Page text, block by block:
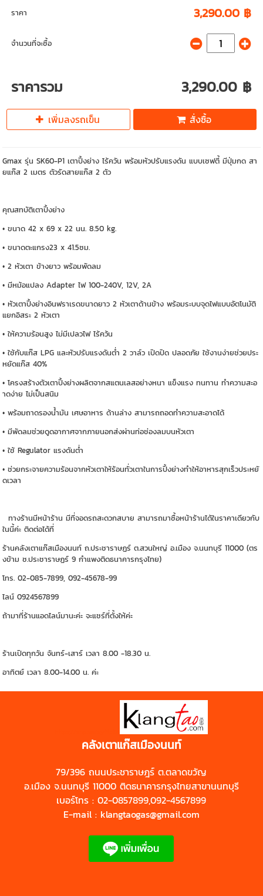
ราคา 3,290.00 ฿
จำนวนที่จะซื้อ
ราคารวม 3,290.00 ฿
เพิ่มลงรถเข็น สั่งซื้อ
Gmax รุ่น SK60-P1 เตาปิ้งย่าง ไร้ควัน พร้อมหัวปรับแรงดัน แบบเซฟตี้ มีปุ่มกด สา
ยแก๊ส 2 เมตร ตัวรัดสายแก๊ส 2 ตัว
คุณสทบัติเตาปิ้งย่าง
• ขนาด 42 x 69 x 22 นน. 8.50 kg.
• ขนาดตะแกรง23 x 41.5ซม.
• 2 หัวเตา ข้างยาว พร้อมพัดลม
• มีหม้อแปลง Adapter ไฟ 100-240V, 12V, 2A
• หัวเตาปิ้งย่างอินฟราเรดขนาดยาว 2 หัวเตาด้านข้าง พร้อมระบบจุดไฟแบบอัตโนมัติ
แยกอิสระ 2 หัวเตา
• ให้ความร้อนสูง ไม่มีเปลวไฟ ไร้คว้น
• ใช้กับแก๊ส LPG และหัวปรับแรงดันต่ำ 2 วาล์ว เปิดปิด ปลอดภัย ใช้งานง่ายช่วยประ
หยัดแก๊ส 40%
• โครงสร้างตัวเตาปิ้งย่างผลิตจากสแตนเลสอย่างหนา แข็งแรง ทนทาน ทำความสะอ
าดง่าย ไม่เป็นสนิม
• พร้อมถาดรองน้ำมัน เศษอาหาร ด้านล่าง สามารถถอดทำความสะอาดได้
• มีพัดลมช่วยดูดอากาศจากภายนอกส่งผ่านท่อช่องลมบนหัวเตา
• ใช้ Regulator แรงดันต่ำ
• ช่วยกระจายความร้อนจากหัวเตาให้ร้อนทั่วเตาในการปิ้งย่างทำให้อาหารสุกเร็วประหยั
ดเวลา
ทางร้านมีหน้าร้าน มีที่จอดรถสะดวกสบาย สามารถมาซื้อหน้าร้านได้ในราคาเดียวกับ
ในนี้ค่ะ ติดต่อได้ที่
ร้านคลังเตาแก๊สเมืองนนท์ ถ.ประชาราษฏร์ ต.สวนใหญ่ อ.เมือง จ.นนทบุรี 11000 (ตร
งข้าม ซ.ประชาราษฏร์ 9 กำแพงติดธนาคารกรุงไทย)
โทร. 02-085-7899, 092-45678-99
ไลน์ 0924567899
ถ้ามาที่ร้านแอดไลน์มานะค่ะ จะแชร์ที่ตั้งให้ค่ะ
ร้านเปิดทุกวัน จันทร์-เสาร์ เวลา 8.00 -18.30 น.
อาทิตย์ เวลา 8.00-14.00 น. ค่ะ
คลังเตาแก๊สเมืองนนท์
79/396 ถนนประชาราษฎร์ ต.ตลาดขวัญ
อ.เมือง จ.นนทบุรี 11000 ติดธนาคารกรุงไทยสาขานนทบุรี
เบอร์โทร : 02-0857899,092-4567899
E-mail : klangtaogas@gmail.com